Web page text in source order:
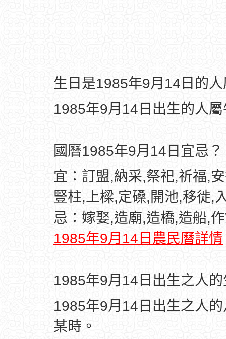
生日是1985年9月14日的
1985年9月14日出生的人
國曆1985年9月14日宜忌？
宜：訂盟,納采,祭祀,祈福,
豎柱,上樑,定磉,開池,移徙,
忌：嫁娶,造廟,造橋,造船,
1985年9月14日農民曆詳情
1985年9月14日出生之人
1985年9月14日出生之人
某時。